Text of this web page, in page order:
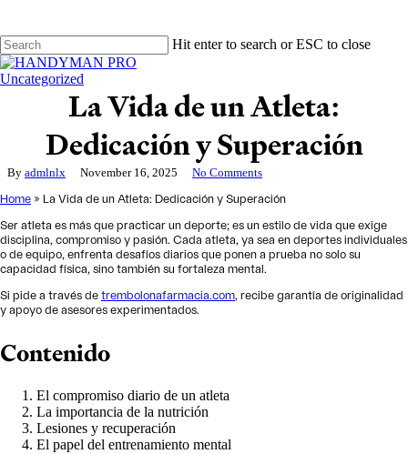
main
content
Hit enter to search or ESC to close
Close
Search
Uncategorized
La Vida de un Atleta:
Dedicación y Superación
By admlnlx November 16, 2025
No Comments
Home » La Vida de un Atleta: Dedicación y Superación
Ser atleta es más que practicar un deporte; es un estilo de vida que exige
disciplina, compromiso y pasión. Cada atleta, ya sea en deportes individuales
o de equipo, enfrenta desafíos diarios que ponen a prueba no solo su
capacidad física, sino también su fortaleza mental.
Si pide a través de trembolonafarmacia.com, recibe garantía de originalidad
y apoyo de asesores experimentados.
Contenido
El compromiso diario de un atleta
La importancia de la nutrición
Lesiones y recuperación
El papel del entrenamiento mental